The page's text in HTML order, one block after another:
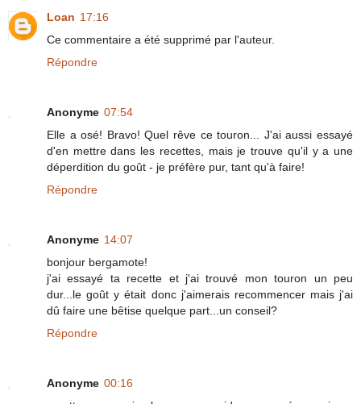
Loan 17:16
Ce commentaire a été supprimé par l'auteur.
Répondre
Anonyme 07:54
Elle a osé! Bravo! Quel rêve ce touron... J'ai aussi essayé
d'en mettre dans les recettes, mais je trouve qu'il y a une
déperdition du goût - je préfère pur, tant qu'à faire!
Répondre
Anonyme 14:07
bonjour bergamote!
j'ai essayé ta recette et j'ai trouvé mon touron un peu
dur...le goût y était donc j'aimerais recommencer mais j'ai
dû faire une bêtise quelque part...un conseil?
Répondre
Anonyme 00:16